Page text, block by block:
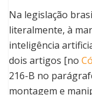
Na legislação
literalmente, à
inteligência
dois artigos [no
216-B no
montagem e